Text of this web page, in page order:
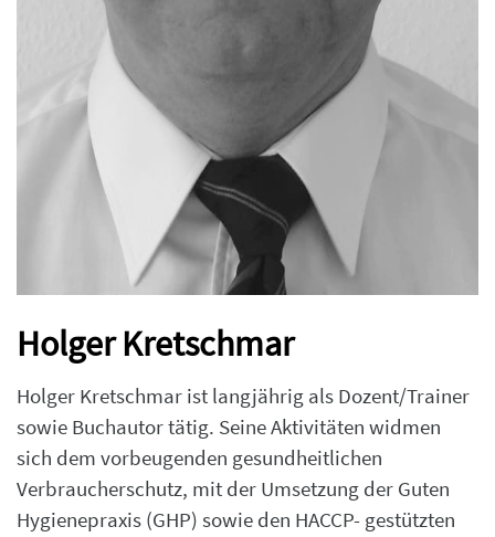
Holger Kretschmar
Holger Kretschmar ist langjährig als Dozent/Trainer
sowie Buchautor tätig. Seine Aktivitäten widmen
sich dem vorbeugenden gesundheitlichen
Verbraucherschutz, mit der Umsetzung der Guten
Hygienepraxis (GHP) sowie den HACCP- gestützten